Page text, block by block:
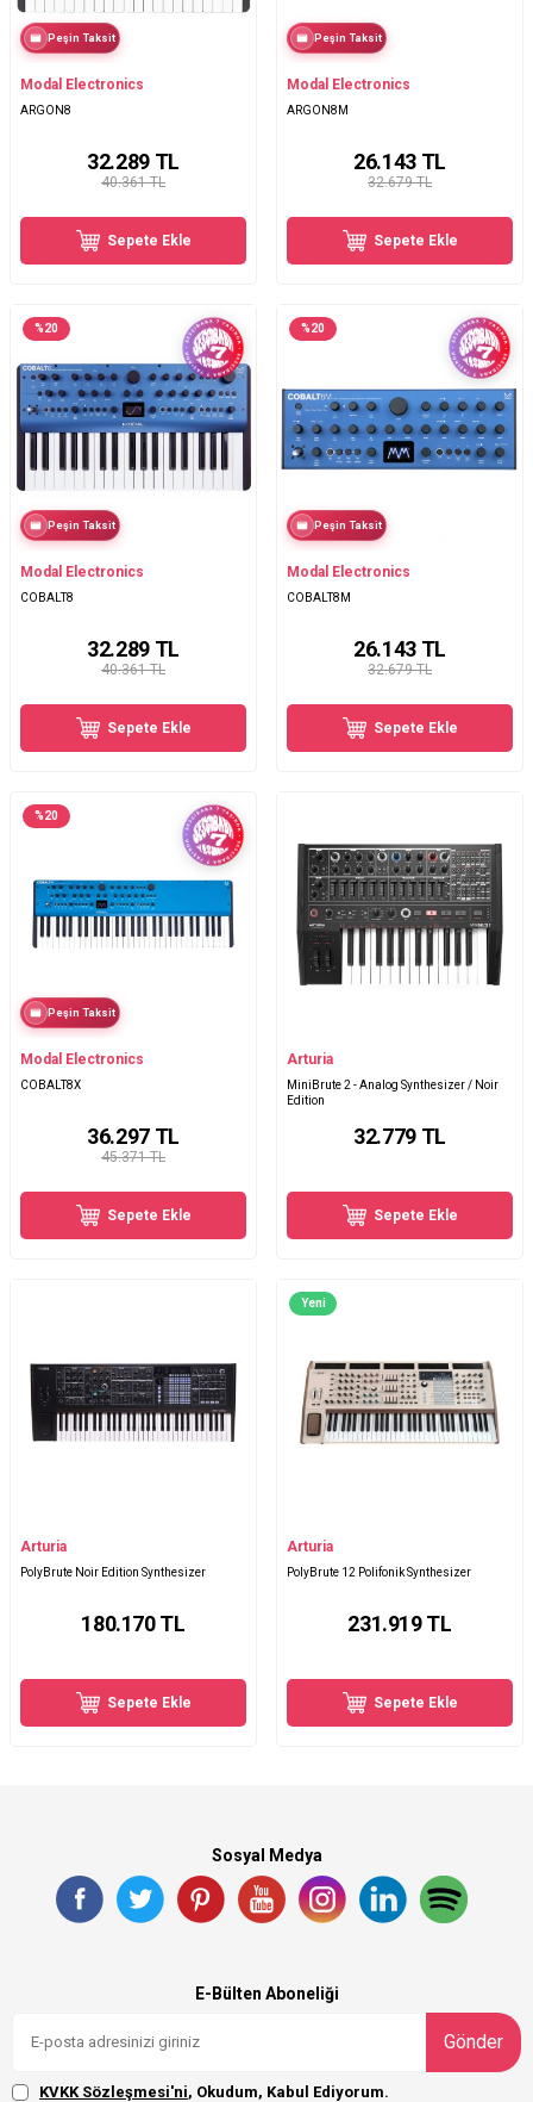
Peşin Taksit
Modal Electronics
ARGON8
40.361 TL
32.289TL
Sepete Ekle
Peşin Taksit
Modal Electronics
ARGON8M
32.679 TL
26.143TL
Sepete Ekle
%20
Peşin Taksit
Modal Electronics
COBALT8
40.361 TL
32.289TL
Sepete Ekle
%20
Peşin Taksit
Modal Electronics
COBALT8M
32.679 TL
26.143TL
Sepete Ekle
%20
Peşin Taksit
Modal Electronics
COBALT8X
45.371 TL
36.297TL
Sepete Ekle
Arturia
MiniBrute 2 - Analog Synthesizer / Noir
Edition
32.779TL
Sepete Ekle
Arturia
PolyBrute Noir Edition Synthesizer
180.170TL
Sepete Ekle
Yeni
Arturia
PolyBrute 12 Polifonik Synthesizer
231.919TL
Sepete Ekle
Sosyal Medya
E-Bülten Aboneliği
Gönder
KVKK Sözleşmesi'ni, Okudum, Kabul Ediyorum.